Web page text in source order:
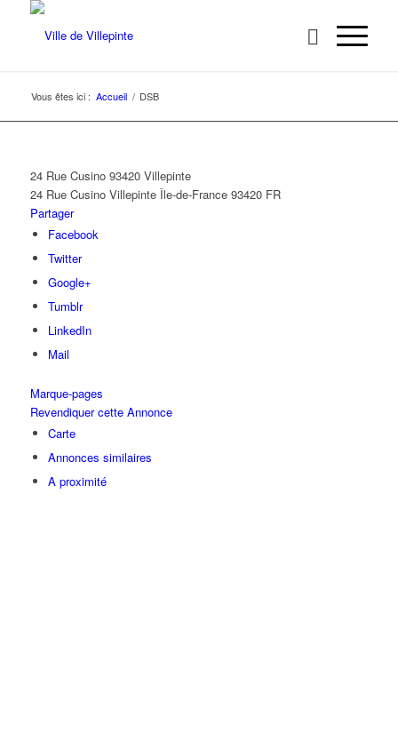
Vous êtes ici : Accueil / DSB
24 Rue Cusino 93420 Villepinte
24 Rue Cusino Villepinte Île-de-France 93420 FR
Partager
Facebook
Twitter
Google+
Tumblr
LinkedIn
Mail
Marque-pages
Revendiquer cette Annonce
Carte
Annonces similaires
A proximité